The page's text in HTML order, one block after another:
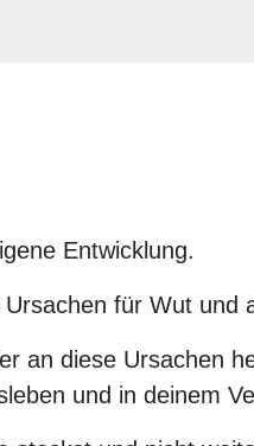
Entwicklung.
für Wut und
an diese Ursachen
und in deinem